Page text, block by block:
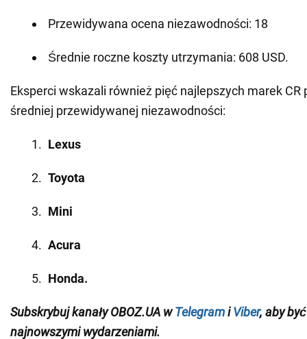
Przewidywana ocena niezawodności: 18
Średnie roczne koszty utrzymania: 608 USD.
Eksperci wskazali również pięć najlepszych marek CR
średniej przewidywanej niezawodności:
Lexus
Toyota
Mini
Acura
Honda.
Subskrybuj kanały OBOZ.UA wTelegramiViber, aby
najnowszymi wydarzeniami.